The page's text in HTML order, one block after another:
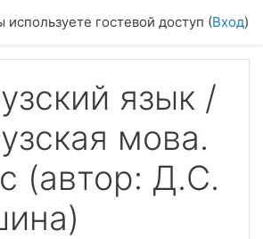
используете гостевой доступ (Вход)
язык /
мова.
(автор: Д.С.